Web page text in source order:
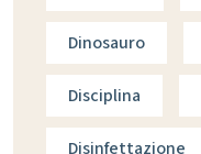
Dinosauro
Disciplina
Disinfettazione